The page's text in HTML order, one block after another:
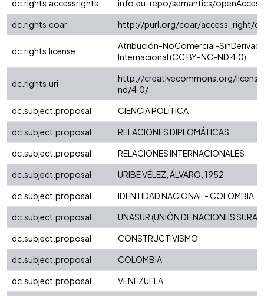
dc.rights.accessrights
info:eu-repo/semantics/openAccess
dc.rights.coar
http://purl.org/coar/access_right/
dc.rights.license
Atribución-NoComercial-
Internacional (CC BY-NC-ND 4.0)
dc.rights.uri
http://creativecommons.org/
nd/4.0/
dc.subject.proposal
CIENCIA POLÍTICA
dc.subject.proposal
RELACIONES DIPLOMÁTICAS
dc.subject.proposal
RELACIONES INTERNACIONALES
dc.subject.proposal
URIBE VÉLEZ, ÁLVARO, 1952
dc.subject.proposal
IDENTIDAD NACIONAL - COLOMBIA
dc.subject.proposal
UNASUR (UNIÓN DE NACIONES
dc.subject.proposal
CONSTRUCTIVISMO
dc.subject.proposal
COLOMBIA
dc.subject.proposal
VENEZUELA